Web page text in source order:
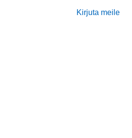
Kirjuta meile